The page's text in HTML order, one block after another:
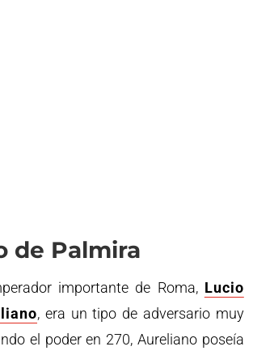
de Palmira
importante de Roma, Lucio
, era un tipo de adversario muy
el poder en 270, Aureliano poseía